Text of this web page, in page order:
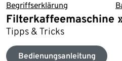
Begriffserklärung
Filterkaffeemaschine
Tipps & Tricks
Bedienungsanleitung